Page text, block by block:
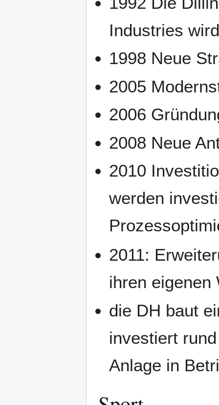
Industries
1998 Neue
2005
2006
2008 Neue
2010
werden
2011:
ihren eigenen
die DH baut
investiert
Anlage in